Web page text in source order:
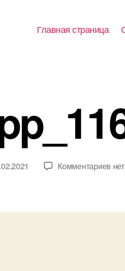
Главная страница
Комментариевкнет